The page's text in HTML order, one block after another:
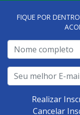
FIQUE POR
Realizar
Cancelar